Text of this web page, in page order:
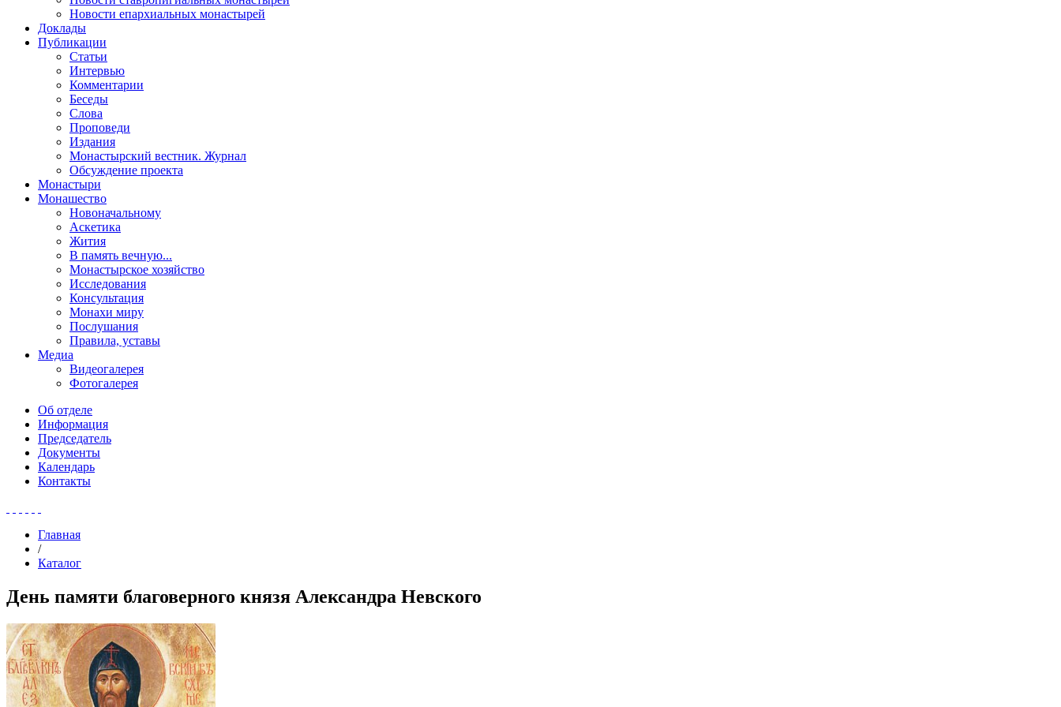
Новости епархиальных монастырей
Доклады
Публикации
Статьи
Интервью
Комментарии
Беседы
Слова
Проповеди
Издания
Монастырский вестник. Журнал
Обсуждение проекта
Монастыри
Монашество
Новоначальному
Аскетика
Жития
В память вечную...
Монастырское хозяйство
Исследования
Консультация
Монахи миру
Послушания
Правила, уставы
Медиа
Видеогалерея
Фотогалерея
Об отделе
Информация
Председатель
Документы
Календарь
Контакты
Главная
/
Каталог
День памяти благоверного князя Александра Невского